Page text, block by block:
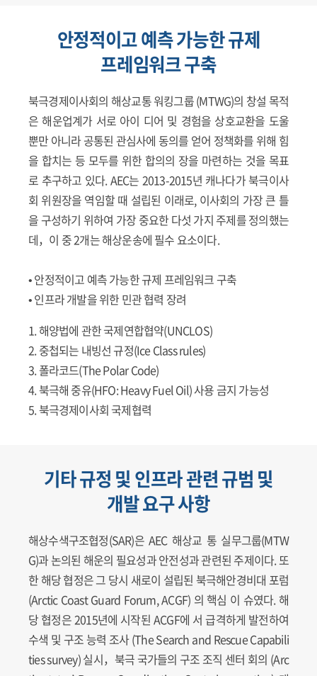
안정적이고 예측 가능한 규제
프레임워크 구축
북극경제이사회의 해상교통 워킹그룹 (MTWG)의 창설 목적
은 해운업계가 서로 아이 디어 및 경험을 상호교환을 도울
뿐만 아니라 공통된 관심사에 동의를 얻어 정책화를 위해 힘
을 합치는 등 모두를 위한 합의의 장을 마련하는 것을 목표
로 추구하고 있다. AEC는 2013-2015년 캐나다가 북극이사
회 위원장을 역임할 때 설립된 이래로, 이사회의 가장 큰 틀
을 구성하기 위하여 가장 중요한 다섯 가지 주제를 정의했는
데，이 중 2개는 해상운송에 필수 요소이다.
• 안정적이고 예측 가능한 규제 프레임워크 구축
• 인프라 개발을 위한 민관 협력 장려
1. 해양법에 관한 국제연합협약(UNCLOS)
2. 중첩되는 내빙선 규정(Ice Class rules)
3. 폴라코드(The Polar Code)
4. 북극해 중유(HFO: Heavy Fuel Oil) 사용 금지 가능성
5. 북극경제이사회 국제협력
기타 규정 및 인프라 관련 규범 및
개발 요구 사항
해상수색구조협정(SAR)은 AEC 해상교 통 실무그룹(MTW
G)과 논의된 해운의 필요성과 안전성과 관련된 주제이다. 또
한 해당 협정은 그 당시 새로이 설립된 북극해안경비대 포럼
(Arctic Coast Guard Forum, ACGF) 의 핵심 이 슈였다. 해
당 협정은 2015년에 시작된 ACGF에 서 급격하게 발전하여
수색 및 구조 능력 조사 (The Search and Rescue Capabili
ties survey) 실시，북극 국가들의 구조 조직 센터 회의 (Arc